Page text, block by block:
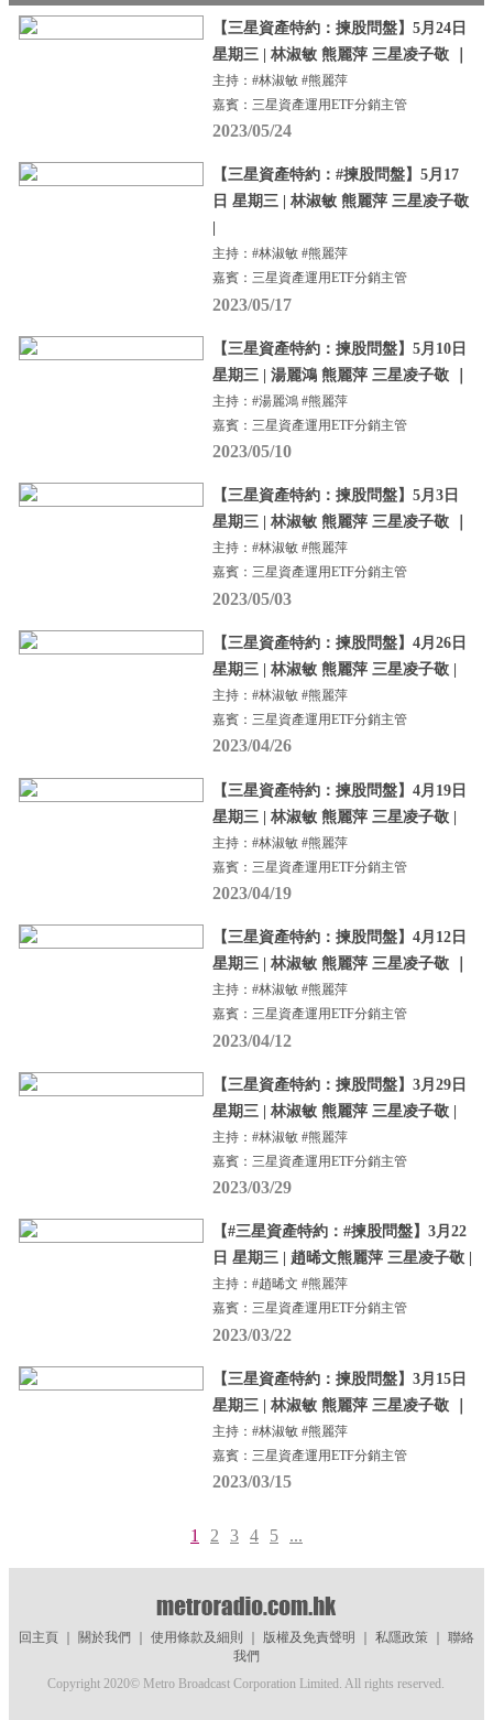
【三星資產特約：揀股問盤】5月24日
星期三 | 林淑敏 熊麗萍 三星凌子敬 ｜
主持：#林淑敏 #熊麗萍
嘉賓：三星資產運用ETF分銷主管
2023/05/24
【三星資產特約：#揀股問盤】5月17
日 星期三 | 林淑敏 熊麗萍 三星凌子敬
主持：#林淑敏 #熊麗萍
嘉賓：三星資產運用ETF分銷主管
2023/05/17
【三星資產特約：揀股問盤】5月10日
星期三 | 湯麗鴻 熊麗萍 三星凌子敬 ｜
主持：#湯麗鴻 #熊麗萍
嘉賓：三星資產運用ETF分銷主管
2023/05/10
【三星資產特約：揀股問盤】5月3日
星期三 | 林淑敏 熊麗萍 三星凌子敬 ｜
主持：#林淑敏 #熊麗萍
嘉賓：三星資產運用ETF分銷主管
2023/05/03
【三星資產特約：揀股問盤】4月26日
星期三 | 林淑敏 熊麗萍 三星凌子敬 |
主持：#林淑敏 #熊麗萍
嘉賓：三星資產運用ETF分銷主管
2023/04/26
【三星資產特約：揀股問盤】4月19日
星期三 | 林淑敏 熊麗萍 三星凌子敬 |
主持：#林淑敏 #熊麗萍
嘉賓：三星資產運用ETF分銷主管
2023/04/19
【三星資產特約：揀股問盤】4月12日
星期三 | 林淑敏 熊麗萍 三星凌子敬 ｜
主持：#林淑敏 #熊麗萍
嘉賓：三星資產運用ETF分銷主管
2023/04/12
【三星資產特約：揀股問盤】3月29日
星期三 | 林淑敏 熊麗萍 三星凌子敬 |
主持：#林淑敏 #熊麗萍
嘉賓：三星資產運用ETF分銷主管
2023/03/29
【#三星資產特約：#揀股問盤】3月22
日 星期三 | 趙晞文熊麗萍 三星凌子敬 |
主持：#趙晞文 #熊麗萍
嘉賓：三星資產運用ETF分銷主管
2023/03/22
【三星資產特約：揀股問盤】3月15日
星期三 | 林淑敏 熊麗萍 三星凌子敬 ｜
主持：#林淑敏 #熊麗萍
嘉賓：三星資產運用ETF分銷主管
2023/03/15
1 2 3 4 5 ...
回主頁｜ 關於我們 使用條款及細則 版權及免責聲明 私隱政策｜ 聯絡
我們
Copyright 2020© Metro Broadcast Corporation Limited. All rights reserved.